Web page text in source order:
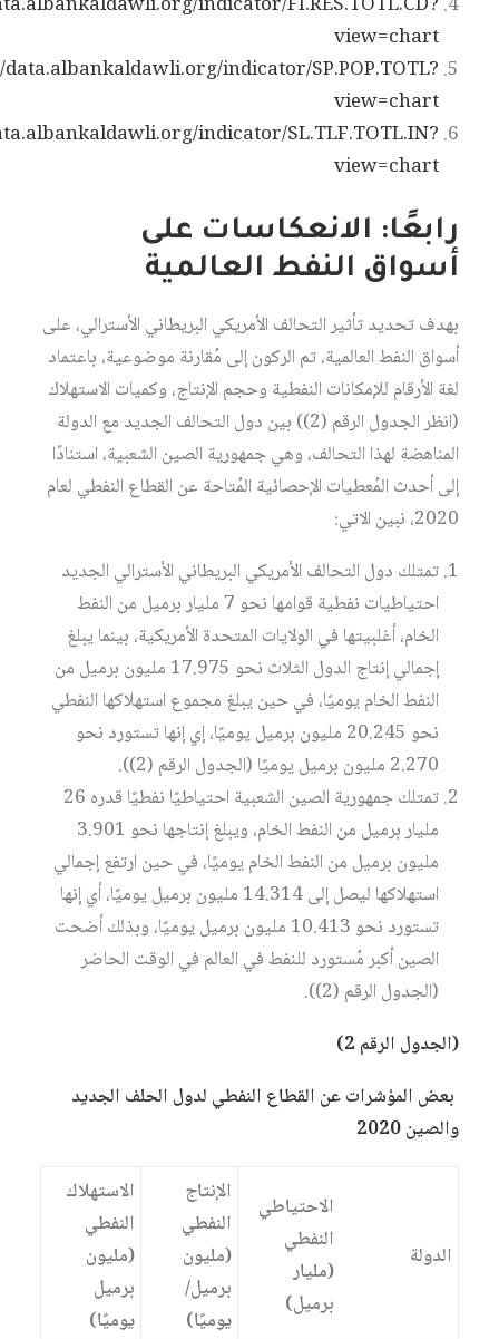
view=chart
indicator/SP.POP.TOTL?
view=chart
indicator/SL.TLF.TOTL.IN?
view=chart
رابعًا: الانعكاسات على
أسواق النفط العالمية
بهدف تحديد تأثير التحالف الأمريكي البريطاني الأسترالي، على
أسواق النفط العالمية، تم الركون إلى مُقارنة موضوعية، باعتماد
لغة الأرقام للإمكانات النفطية وحجم الإنتاج، وكميات الاستهلاك
(انظر الجدول الرقم (2)) بين دول التحالف الجديد مع الدولة
المناهضة لهذا التحالف، وهي جمهورية الصين الشعبية، استنادًا
إلى أحدث المُعطيات الإحصائية المُتاحة عن القطاع النفطي لعام
2020، نبين الاتي:
تمتلك دول التحالف الأمريكي البريطاني الأسترالي الجديد
احتياطيات نفطية قوامها نحو 7 مليار برميل من النفط
الخام، أغلبيتها في الولايات المتحدة الأمريكية، بينما يبلغ
إجمالي إنتاج الدول الثلاث نحو 17.975 مليون برميل من
النفط الخام يوميًا، في حين يبلغ مجموع استهلاكها النفطي
نحو 20.245 مليون برميل يوميًا، إي إنها تستورد نحو
2.270 مليون برميل يوميًا (الجدول الرقم (2)).
تمتلك جمهورية الصين الشعبية احتياطيًا نفطيًا قدره 26
مليار برميل من النفط الخام، ويبلغ إنتاجها نحو 3.901
مليون برميل من النفط الخام يوميًا، في حين ارتفع إجمالي
استهلاكها ليصل إلى 14.314 مليون برميل يوميًا، أي إنها
تستورد نحو 10.413 مليون برميل يوميًا، وبذلك أضحت
الصين أكبر مُستورد للنفط في العالم في الوقت الحاضر
(الجدول الرقم (2)).
(الجدول الرقم 2)
بعض المؤشرات عن القطاع النفطي لدول الحلف الجديد
والصين 2020
الدولة
الاحتياطي
النفطي
(مليار
برميل)
الإنتاج
النفطي
(مليون
برميل/
يوميًا)
الاستهلاك
النفطي
(مليون
برميل
يوميًا)